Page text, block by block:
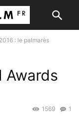
: le palmarès
Awards
1
1569